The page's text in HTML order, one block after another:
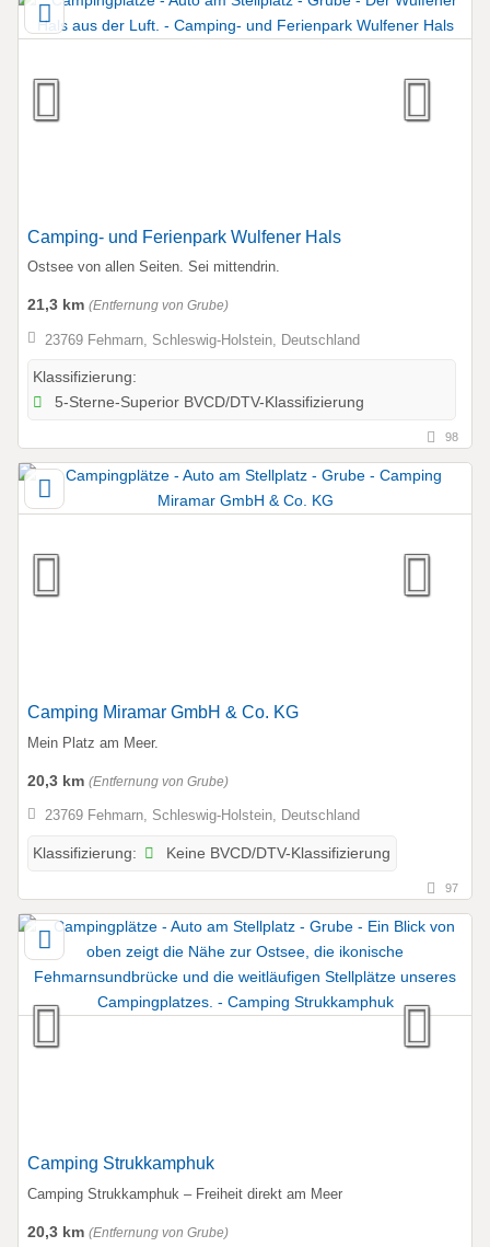
Camping- und Ferienpark Wulfener Hals
Ostsee von allen Seiten. Sei mittendrin.
21,3 km (Entfernung von Grube)
23769 Fehmarn, Schleswig-Holstein, Deutschland
Klassifizierung:
5-Sterne-Superior BVCD/DTV-Klassifizierung
98
Camping Miramar GmbH & Co. KG
Mein Platz am Meer.
20,3 km (Entfernung von Grube)
23769 Fehmarn, Schleswig-Holstein, Deutschland
Klassifizierung: Keine BVCD/DTV-Klassifizierung
97
Camping Strukkamphuk
Camping Strukkamphuk – Freiheit direkt am Meer
20,3 km (Entfernung von Grube)